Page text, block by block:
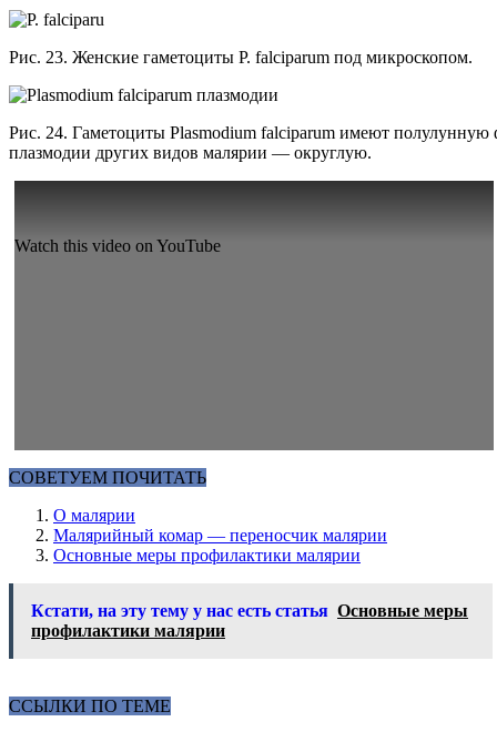
Рис. 23. Женские гаметоциты P. falciparum под микроскопом.
Рис. 24. Гаметоциты Plasmodium falciparum имеют полулунную
плазмодии других видов малярии — округлую.
Watch this video on YouTube
СОВЕТУЕМ ПОЧИТАТЬ
О малярии
Малярийный комар — переносчик малярии
Основные меры профилактики малярии
Кстати, на эту тему у нас есть статья Основные меры
профилактики малярии
ССЫЛКИ ПО ТЕМЕ